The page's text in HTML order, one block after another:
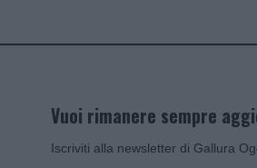
Vuoi rimanere sempre
Iscriviti alla newsletter di Gallura